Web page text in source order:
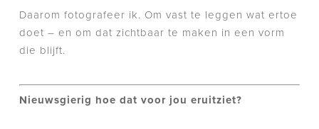
Daarom fotografeer ik. Om vast te leggen wat ertoe
doet – en om dat zichtbaar te maken in een vorm
die blijft.
Nieuwsgierig hoe dat voor jou eruitziet?